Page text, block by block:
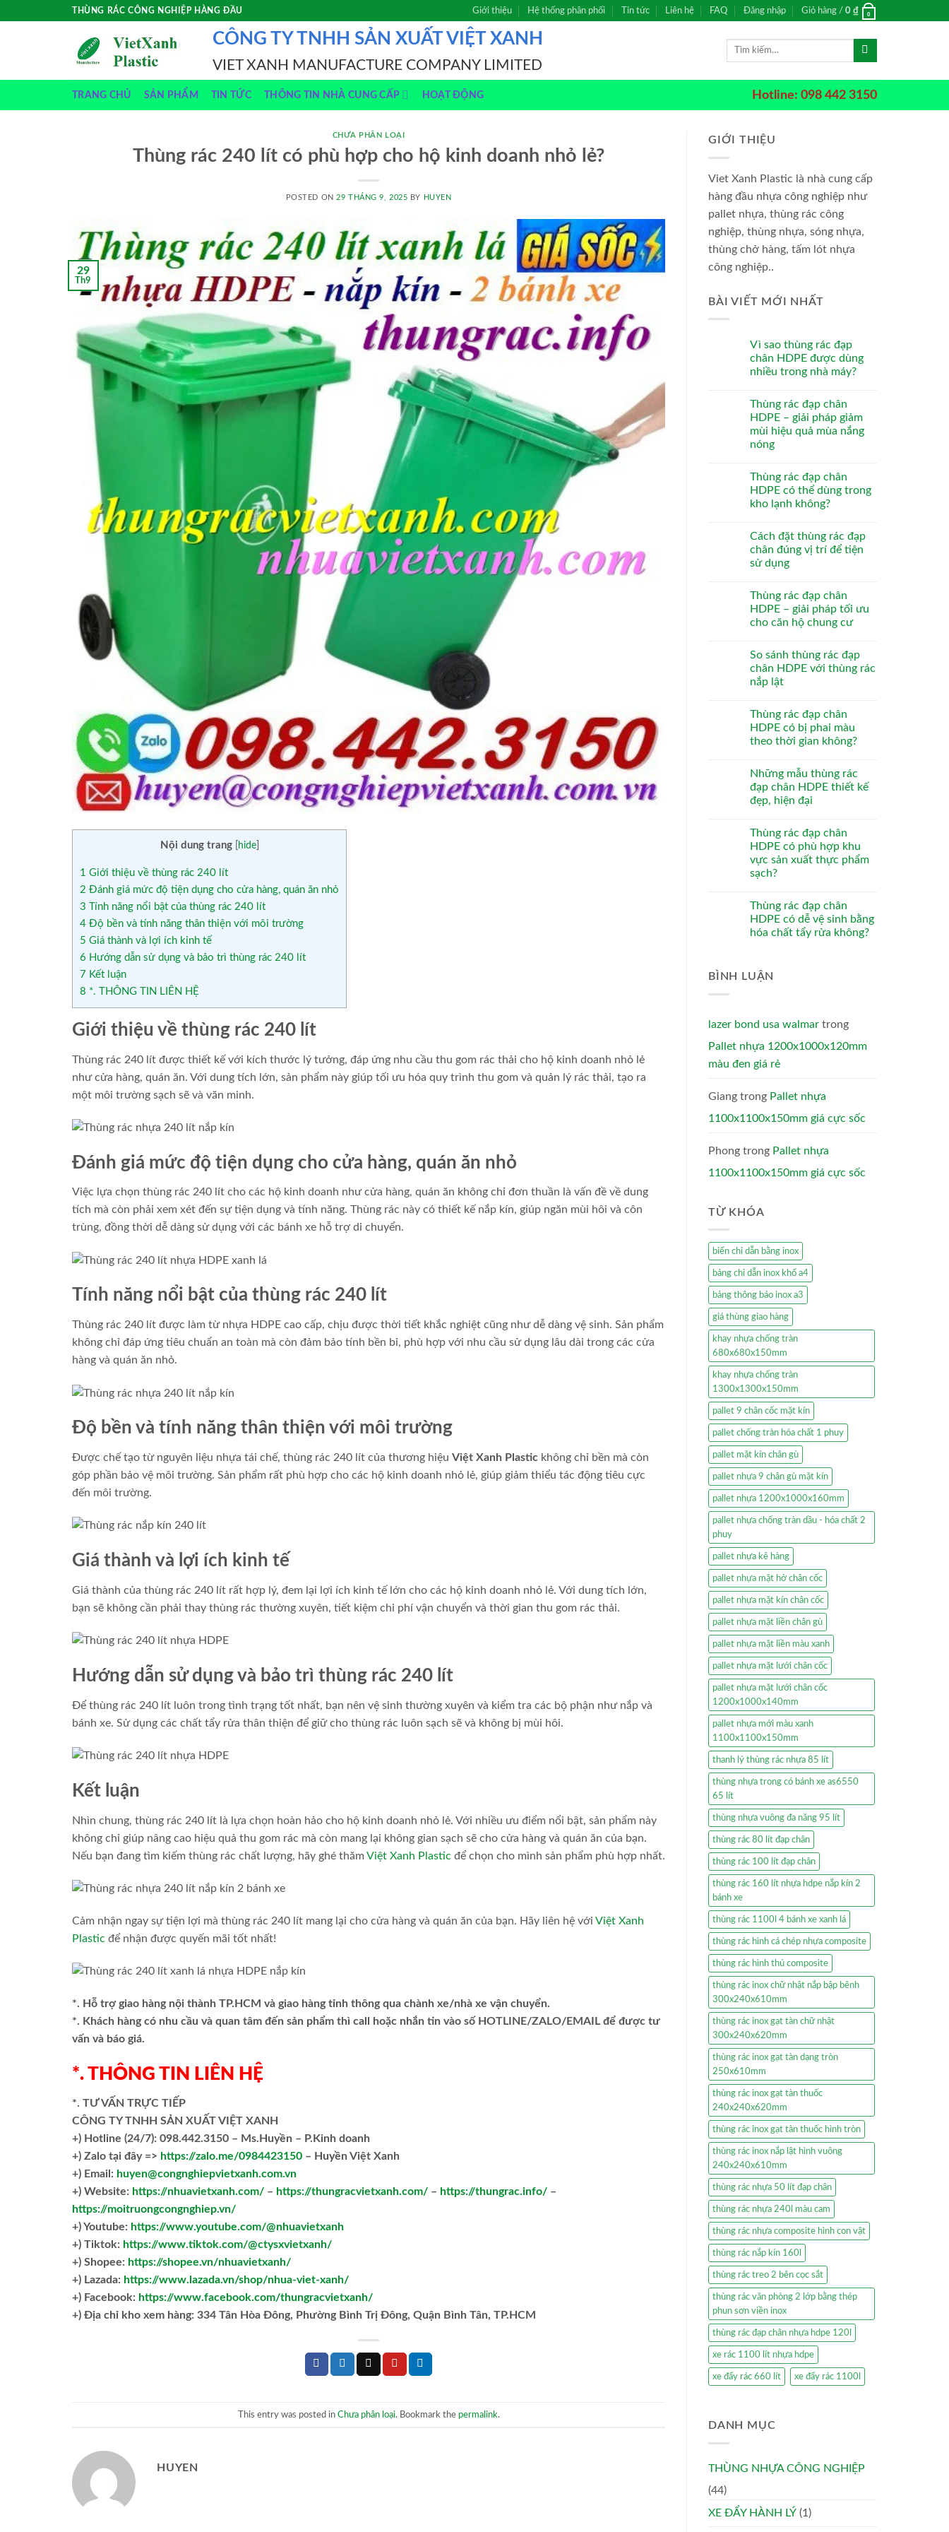
THÙNG RÁC CÔNG NGHIỆP HÀNG ĐẦU Giới thiệu Hệ thống phân phối Tin tức Liên hệ FAQ Đăng nhập Giỏ hàng / 0 ₫ 0
CÔNG TY TNHH SẢN XUẤT VIỆT XANH
VIET XANH MANUFACTURE COMPANY LIMITED
Tìm
TRANG CHỦ SẢN PHẨM TIN TỨC THÔNG TIN NHÀ CUNG CẤP HOẠT ĐỘNG Hotline: 098 442 3150
CHƯA PHÂN LOẠI
Thùng rác 240 lít có phù hợp cho hộ kinh doanh nhỏ lẻ?
POSTED ON29 THÁNG 9, 2025 BY HUYEN
29
Th9
Nội dung trang hide]
1 Giới thiệu về thùng rác 240 lít
2 Đánh giá mức độ tiện dụng cho cửa hàng, quán ăn nhỏ
3 Tính năng nổi bật của thùng rác 240 lít
4 Độ bền và tính năng thân thiện với môi trường
5 Giá thành và lợi ích kinh tế
6 Hướng dẫn sử dụng và bảo trì thùng rác 240 lít
7 Kết luận
8 *. THÔNG TIN LIÊN HỆ
Giới thiệu về thùng rác 240 lít
Thùng rác 240 lít được thiết kế với kích thước lý tưởng, đáp ứng nhu cầu thu gom rác thải cho hộ kinh doanh nhỏ lẻ
như cửa hàng, quán ăn. Với dung tích lớn, sản phẩm này giúp tối ưu hóa quy trình thu gom và quản lý rác thải, tạo ra
một môi trường sạch sẽ và văn minh.
Đánh giá mức độ tiện dụng cho cửa hàng, quán ăn nhỏ
Việc lựa chọn thùng rác 240 lít cho các hộ kinh doanh như cửa hàng, quán ăn không chỉ đơn thuần là vấn đề về dung
tích mà còn phải xem xét đến sự tiện dụng và tính năng. Thùng rác này có thiết kế nắp kín, giúp ngăn mùi hôi và côn
trùng, đồng thời dễ dàng sử dụng với các bánh xe hỗ trợ di chuyển.
Tính năng nổi bật của thùng rác 240 lít
Thùng rác 240 lít được làm từ nhựa HDPE cao cấp, chịu được thời tiết khắc nghiệt cũng như dễ dàng vệ sinh. Sản phẩm
không chỉ đáp ứng tiêu chuẩn an toàn mà còn đảm bảo tính bền bỉ, phù hợp với nhu cầu sử dụng lâu dài trong các cửa
hàng và quán ăn nhỏ.
Độ bền và tính năng thân thiện với môi trường
Được chế tạo từ nguyên liệu nhựa tái chế, thùng rác 240 lít của thương hiệu Việt Xanh Plastic không chỉ bền mà còn
góp phần bảo vệ môi trường. Sản phẩm rất phù hợp cho các hộ kinh doanh nhỏ lẻ, giúp giảm thiểu tác động tiêu cực
đến môi trường.
Giá thành và lợi ích kinh tế
Giá thành của thùng rác 240 lít rất hợp lý, đem lại lợi ích kinh tế lớn cho các hộ kinh doanh nhỏ lẻ. Với dung tích lớn,
bạn sẽ không cần phải thay thùng rác thường xuyên, tiết kiệm chi phí vận chuyển và thời gian thu gom rác thải.
Hướng dẫn sử dụng và bảo trì thùng rác 240 lít
Để thùng rác 240 lít luôn trong tình trạng tốt nhất, bạn nên vệ sinh thường xuyên và kiểm tra các bộ phận như nắp và
bánh xe. Sử dụng các chất tẩy rửa thân thiện để giữ cho thùng rác luôn sạch sẽ và không bị mùi hôi.
Kết luận
Nhìn chung, thùng rác 240 lít là lựa chọn hoàn hảo cho hộ kinh doanh nhỏ lẻ. Với nhiều ưu điểm nổi bật, sản phẩm này
không chỉ giúp nâng cao hiệu quả thu gom rác mà còn mang lại không gian sạch sẽ cho cửa hàng và quán ăn của bạn.
Nếu bạn đang tìm kiếm thùng rác chất lượng, hãy ghé thăm Việt Xanh Plastic để chọn cho mình sản phẩm phù hợp nhất.
Cảm nhận ngay sự tiện lợi mà thùng rác 240 lít mang lại cho cửa hàng và quán ăn của bạn. Hãy liên hệ với Việt Xanh
Plastic để nhận được quyến mãi tốt nhất!
*. Hỗ trợ giao hàng nội thành TP.HCM và giao hàng tỉnh thông qua chành xe/nhà xe vận chuyển.
*. Khách hàng có nhu cầu và quan tâm đến sản phẩm thì call hoặc nhắn tin vào số HOTLINE/ZALO/EMAIL để được tư
vấn và báo giá.
*. THÔNG TIN LIÊN HỆ
*. TƯ VẤN TRỰC TIẾP
CÔNG TY TNHH SẢN XUẤT VIỆT XANH
+) Hotline (24/7): 098.442.3150 – Ms.Huyền – P.Kinh doanh
+) Zalo tại đây => https://zalo.me/0984423150 – Huyền Việt Xanh
+) Email: huyen@congnghiepvietxanh.com.vn
+) Website: https://nhuavietxanh.com/ – https://thungracvietxanh.com/ – https://thungrac.info/ –
https://moitruongcongnghiep.vn/
+) Youtube: https://www.youtube.com/@nhuavietxanh
+) Tiktok: https://www.tiktok.com/@ctysxvietxanh/
+) Shopee: https://shopee.vn/nhuavietxanh/
+) Lazada: https://www.lazada.vn/shop/nhua-viet-xanh/
+) Facebook: https://www.facebook.com/thungracvietxanh/
+) Địa chỉ kho xem hàng: 334 Tân Hòa Đông, Phường Bình Trị Đông, Quận Bình Tân, TP.HCM
This entry was posted in Chưa phân loại. Bookmark the permalink.
HUYEN
GIỚI THIỆU
Viet Xanh Plastic là nhà cung cấp
hàng đầu nhựa công nghiệp như
pallet nhựa, thùng rác công
nghiệp, thùng nhựa, sóng nhựa,
thùng chở hàng, tấm lót nhựa
công nghiệp..
BÀI VIẾT MỚI NHẤT
Vì sao thùng rác đạp
chân HDPE được dùng
nhiều trong nhà máy?
Thùng rác đạp chân
HDPE – giải pháp giảm
mùi hiệu quả mùa nắng
nóng
Thùng rác đạp chân
HDPE có thể dùng trong
kho lạnh không?
Cách đặt thùng rác đạp
chân đúng vị trí để tiện
sử dụng
Thùng rác đạp chân
HDPE – giải pháp tối ưu
cho căn hộ chung cư
So sánh thùng rác đạp
chân HDPE với thùng rác
nắp lật
Thùng rác đạp chân
HDPE có bị phai màu
theo thời gian không?
Những mẫu thùng rác
đạp chân HDPE thiết kế
đẹp, hiện đại
Thùng rác đạp chân
HDPE có phù hợp khu
vực sản xuất thực phẩm
sạch?
Thùng rác đạp chân
HDPE có dễ vệ sinh bằng
hóa chất tẩy rửa không?
BÌNH LUẬN
lazer bond usa walmar trong
Pallet nhựa 1200x1000x120mm
màu đen giá rẻ
Giang trong Pallet nhựa
1100x1100x150mm giá cực sốc
Phong trong Pallet nhựa
1100x1100x150mm giá cực sốc
TỪ KHÓA
biển chỉ dẫn bằng inox
bảng chỉ dẫn inox khổ a4
bảng thông báo inox a3
giá thùng giao hàng
khay nhựa chống tràn
680x680x150mm
khay nhựa chống tràn
1300x1300x150mm
pallet 9 chân cốc mặt kín
pallet chống tràn hóa chất 1 phuy
pallet mặt kín chân gù
pallet nhựa 9 chân gù mặt kín
pallet nhựa 1200x1000x160mm
pallet nhựa chống tràn dầu - hóa chất 2
phuy
pallet nhựa kê hàng
pallet nhựa mặt hở chân cốc
pallet nhựa mặt kín chân cốc
pallet nhựa mặt liền chân gù
pallet nhựa mặt liền màu xanh
pallet nhựa mặt lưới chân cốc
pallet nhựa mặt lưới chân cốc
1200x1000x140mm
pallet nhựa mới màu xanh
1100x1100x150mm
thanh lý thùng rác nhựa 85 lít
thùng nhựa trong có bánh xe as6550
65 lít
thùng nhựa vuông đa năng 95 lít
thùng rác 80 lít đạp chân
thùng rác 100 lít đạp chân
thùng rác 160 lít nhựa hdpe nắp kín 2
bánh xe
thùng rác 1100l 4 bánh xe xanh lá
thùng rác hình cá chép nhựa composite
thùng rác hình thú composite
thùng rác inox chữ nhật nắp bập bênh
300x240x610mm
thùng rác inox gạt tàn chữ nhật
300x240x620mm
thùng rác inox gạt tàn dạng tròn
250x610mm
thùng rác inox gạt tàn thuốc
240x240x620mm
thùng rác inox gạt tàn thuốc hình tròn
thùng rác inox nắp lật hình vuông
240x240x610mm
thùng rác nhựa 50 lít đạp chân
thùng rác nhựa 240l màu cam
thùng rác nhựa composite hình con vật
thùng rác nắp kín 160l
thùng rác treo 2 bên cọc sắt
thùng rác văn phòng 2 lớp bằng thép
phun sơn viền inox
thùng rác đạp chân nhựa hdpe 120l
xe rác 1100 lít nhựa hdpe
xe đẩy rác 660 lít xe đẩy rác 1100l
DANH MỤC
THÙNG NHỰA CÔNG NGHIỆP
(44)
XE ĐẨY HÀNH LÝ (1)